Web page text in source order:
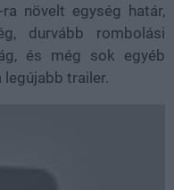
növelt egység határ,
durvább rombolási
és még sok egyéb
trailer.